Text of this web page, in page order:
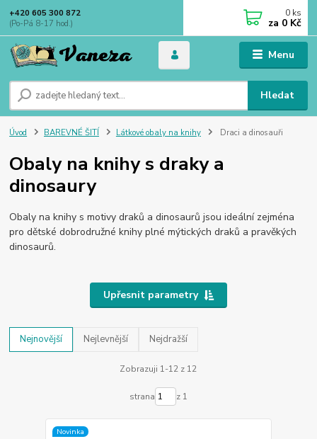
Menu
Hledat
+420 605 300 872
(Po-Pá 8-17 hod.)
0 ks
za 0 Kč
Úvod BAREVNÉ ŠITÍ Látkové obaly na knihy Draci a dinosauři
Obaly na knihy s draky a
dinosaury
Obaly na knihy s motivy draků a dinosaurů jsou ideální zejména
pro dětské dobrodružné knihy plné mýtických draků a pravěkých
dinosaurů.
Upřesnit parametry
Nejnovější Nejlevnější Nejdražší
Zobrazuji 1-12 z 12
strana z 1
Novinka